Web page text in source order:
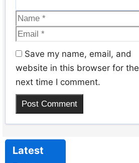
Save my name, email, and
website in this browser for the
next time I comment.
Latest